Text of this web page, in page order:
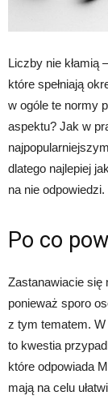
Liczby nie kłamią
które spełniają
w ogóle te normy
aspektu? Jak w
dlatego najlepiej
na nie odpowiedzi.
Po co
Zastanawiacie się
ponieważ sporo
z tym tematem. W
to kwestia
które odpowiada
mają na celu